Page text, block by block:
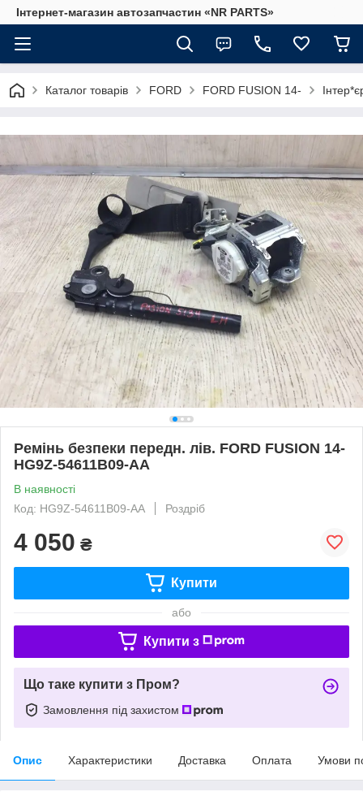
Інтернет-магазин автозапчастин «NR PARTS»
Каталог товарів FORD FORD FUSION 14-
Ремінь безпеки передн. лів. FORD FUSION 14-
HG9Z-54611B09-AA
В наявності
Код: HG9Z-54611B09-AA
Роздріб
4 050 ₴
Купити
або
Купити з
Що таке купити з Пром?
Замовлення під захистом
Опис Характеристики Доставка Оплата Умови